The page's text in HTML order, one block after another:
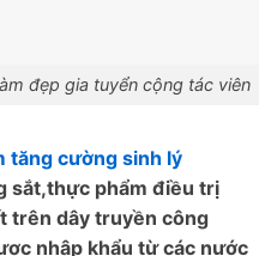
đẹp gia tuyển cộng tác viên
tăng cường sinh lý
sắt,thực phẩm điều trị
trên dây truyền công
nhập khẩu từ các nước